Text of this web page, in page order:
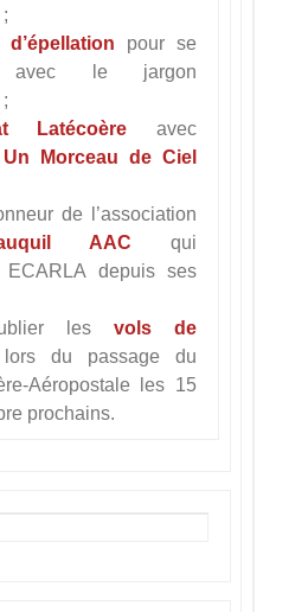
pour se
avec le jargon
Latécoère avec
Un Morceau de Ciel
de l’association
AAC qui
ECARLA depuis ses
lesvols de
lors du passage du
Aéropostale les 15
prochains.